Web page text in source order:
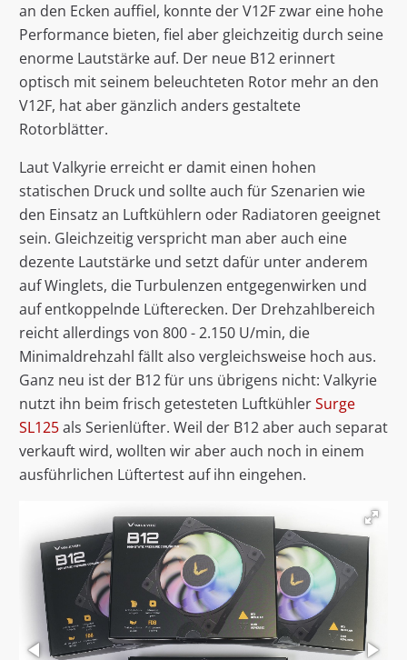
an den Ecken auffiel, konnte der V12F zwar eine hohe
Performance bieten, fiel aber gleichzeitig durch seine
enorme Lautstärke auf. Der neue B12 erinnert
optisch mit seinem beleuchteten Rotor mehr an den
V12F, hat aber gänzlich anders gestaltete
Rotorblätter.
Laut Valkyrie erreicht er damit einen hohen
statischen Druck und sollte auch für Szenarien wie
den Einsatz an Luftkühlern oder Radiatoren geeignet
sein. Gleichzeitig verspricht man aber auch eine
dezente Lautstärke und setzt dafür unter anderem
auf Winglets, die Turbulenzen entgegenwirken und
auf entkoppelnde Lüfterecken. Der Drehzahlbereich
reicht allerdings von 800 - 2.150 U/min, die
Minimaldrehzahl fällt also vergleichsweise hoch aus.
Ganz neu ist der B12 für uns übrigens nicht: Valkyrie
nutzt ihn beim frisch getesteten LuftkühlerSurge
SL125als Serienlüfter. Weil der B12 aber auch separat
verkauft wird, wollten wir aber auch noch in einem
ausführlichen Lüftertest auf ihn eingehen.